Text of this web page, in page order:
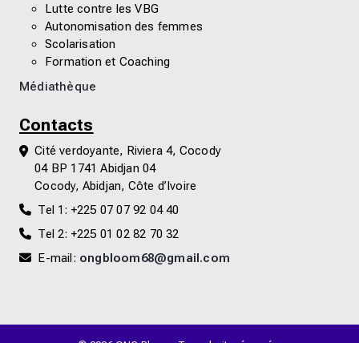
Lutte contre les VBG
Autonomisation des femmes
Scolarisation
Formation et Coaching
Médiathèque
Contacts
Cité verdoyante, Riviera 4, Cocody
04 BP 1741 Abidjan 04
Cocody, Abidjan, Côte d’Ivoire
Tel 1: +225 07 07 92 04 40
Tel 2: +225 01 02 82 70 32
E-mail: ongbloom68@gmail.com